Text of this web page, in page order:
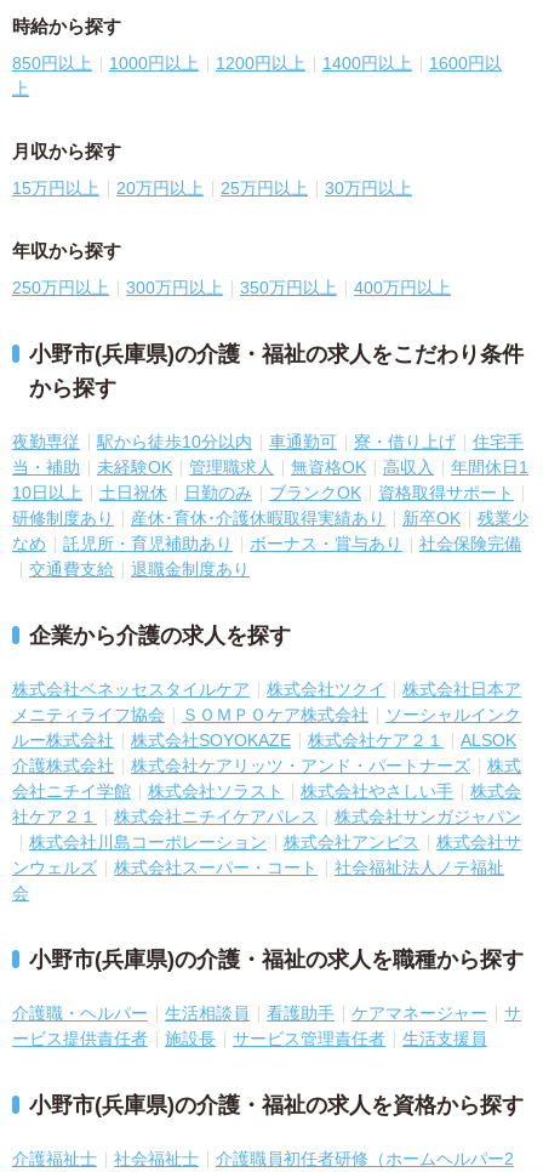
時給から探す
850円以上 1000円以上 1200円以上 1400円以上
1600円以
上
月収から探す
15万円以上 20万円以上 25万円以上 30万円以上
年収から探す
250万円以上 300万円以上 350万円以上 400万円以上
小野市(兵庫県)の介護・福祉の求人をこだわり条件
から探す
夜勤専従 駅から徒歩10分以内 車通勤可 寮・借り上げ
住宅手
当・補助
未経験OK 管理職求人 無資格OK 高収入
年間休日1
10日以上
土日祝休 日勤のみ ブランクOK
資格取得サポート
研修制度あり
産休･育休･介護休暇取得実績あり 新卒OK
残業少
なめ
託児所・育児補助あり ボーナス・賞与あり
社会保険完備
交通費支給
退職金制度あり
企業から介護の求人を探す
株式会社ベネッセスタイルケア 株式会社ツクイ
株式会社日本ア
メニティライフ協会
ＳＯＭＰＯケア株式会社
ソーシャルインク
ルー株式会社
株式会社SOYOKAZE 株式会社ケア２１
ALSOK
介護株式会社
株式会社ケアリッツ・アンド・パートナーズ
株式
会社ニチイ学館
株式会社ソラスト 株式会社やさしい手
株式会
社ケア２１
株式会社ニチイケアパレス
株式会社サンガジャパン
株式会社川島コーポレーション
株式会社アンビス
株式会社サ
ンウェルズ
株式会社スーパー・コート
社会福祉法人ノテ福祉
会
小野市(兵庫県)の介護・福祉の求人を職種から探す
介護職・ヘルパー 生活相談員 看護助手 ケアマネージャー
サ
ービス提供責任者
施設長 サービス管理責任者 生活支援員
小野市(兵庫県)の介護・福祉の求人を資格から探す
介護福祉士 社会福祉士
介護職員初任者研修（ホームヘルパー2